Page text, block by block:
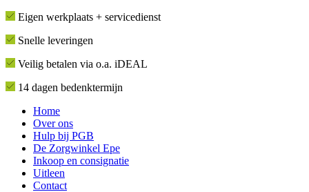
Eigen werkplaats + servicedienst
Snelle leveringen
Veilig betalen via o.a. iDEAL
14 dagen bedenktermijn
Home
Over ons
Hulp bij PGB
De Zorgwinkel Epe
Inkoop en consignatie
Uitleen
Contact